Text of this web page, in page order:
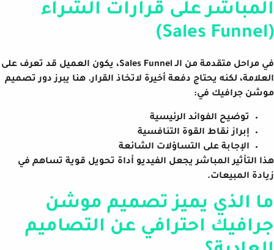
المباشر على قرارات الشراء
(Sales Funnel)
في مراحل متقدمة من الـ Sales Funnel، يكون العميل قد تعرف على
العلامة، لكنه يحتاج دفعة أخيرة لاتخاذ القرار. هنا يبرز دور تصميم
موشن جرافيك في:
توضيح الفوائد الرئيسية
إبراز نقاط القوة التنافسية
الإجابة على التساؤلات الشائعة
هذا التأثير المباشر يجعل الفيديو أداة تحويل قوية تساهم في
زيادة المبيعات.
ما الذي يميز تصميم موشن
جرافيك احترافي عن التصاميم